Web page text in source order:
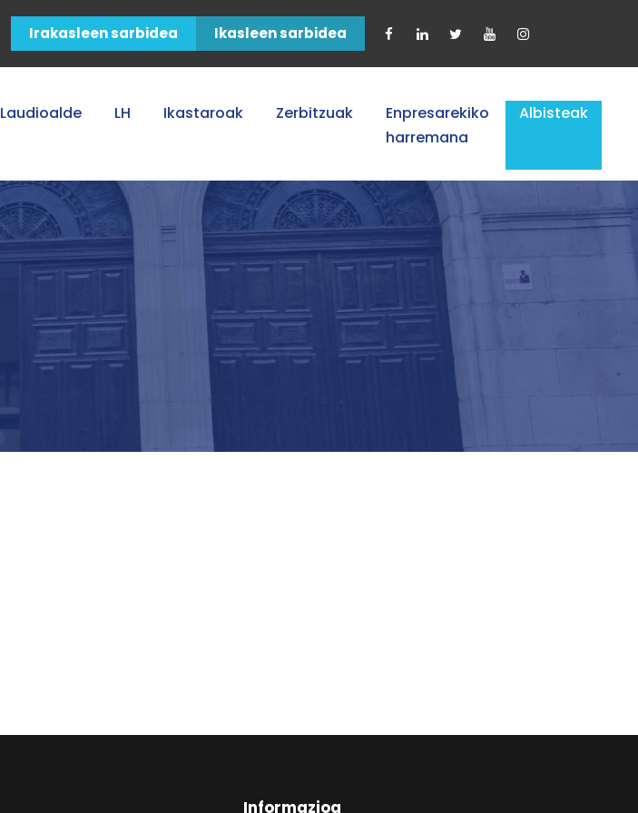
Irakasleen sarbidea Ikasleen sarbidea
Laudioalde LH Ikastaroak Zerbitzuak
Enpresarekiko
harremana
Albisteak
Informazioa